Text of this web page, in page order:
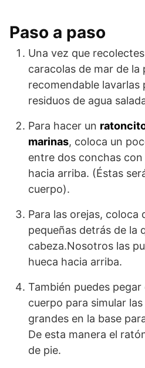
Paso a paso
Una vez que
caracolas de mar de la
recomendable lavarlas
residuos de agua
Para hacer un
marinas, coloca un
entre dos conchas
hacia arriba. (Éstas
cuerpo).
Para las orejas, coloca
pequeñas detrás de la
cabeza.Nosotros las
hueca hacia arriba.
También puedes
cuerpo para simular
grandes en la base
De esta manera el
de pie.